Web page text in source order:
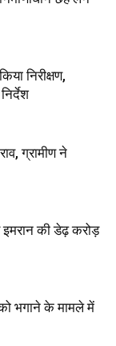
निरीक्षण,
ग्रामीण ने
इमरान की डेढ़ करोड़
को भगाने के मामले में